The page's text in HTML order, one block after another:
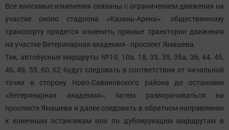
Все вносимые изменения связаны с ограничением движения на
участке около стадиона «Казань-Арена»: общественному
транспорту придется изменить прямые траектории движения
на участке Ветеринарная академия - проспект Ямашева.
Так, автобусные маршруты №10, 10а, 18, 33, 35, 35а, 36, 44, 45,
46, 49, 55, 60, 62 будут следовать в соответствии от начальной
точки в сторону Ново-Савиновского района до остановки
«Ветеринарная академия», затем разворачиваться на
проспекте Ямашева и далее следовать в обратном направлении
к конечным остановкам или по дублирующим маршрутам в